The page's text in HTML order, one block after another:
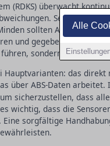
Alle
(RDKS) überwacht
Seit
sollten Autofahrer
und gegebenenfalls neu
sondern auch den
Hauptvarianten: das
über ABS-Daten
sicherzustellen, dass
wichtig, dass die
Eine sorgfältige